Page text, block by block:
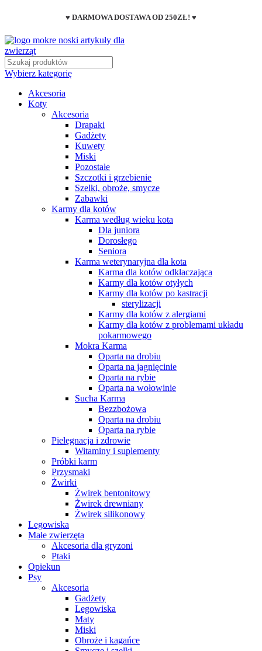
♥ DARMOWA DOSTAWA OD 250ZŁ! ♥
Wybierz kategorię
Akcesoria
Koty
Akcesoria
Drapaki
Gadżety
Kuwety
Miski
Pozostałe
Szczotki i grzebienie
Szelki, obroże, smycze
Zabawki
Karmy dla kotów
Karma według wieku kota
Dla juniora
Dorosłego
Seniora
Karma weterynaryjna dla kota
Karma dla kotów odkłaczająca
Karmy dla kotów otyłych
Karmy dla kotów po kastracji
sterylizacji
Karmy dla kotów z alergiami
Karmy dla kotów z problemami układu
pokarmowego
Mokra Karma
Oparta na drobiu
Oparta na jagnięcinie
Oparta na rybie
Oparta na wołowinie
Sucha Karma
Bezzbożowa
Oparta na drobiu
Oparta na rybie
Pielęgnacja i zdrowie
Witaminy i suplementy
Próbki karm
Przysmaki
Żwirki
Żwirek bentonitowy
Żwirek drewniany
Żwirek silikonowy
Legowiska
Małe zwierzęta
Akcesoria dla gryzoni
Ptaki
Opiekun
Psy
Akcesoria
Gadżety
Legowiska
Maty
Miski
Obroże i kagańce